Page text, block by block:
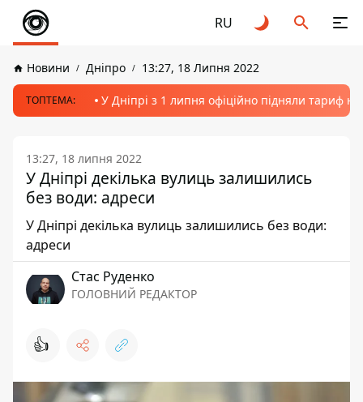
RU
Новини Дніпро 13:27, 18 Липня 2022
ТОПТЕМА: У Дніпрі з 1 липня офіційно підняли тариф
13:27, 18 липня 2022
У Дніпрі декілька вулиць залишились
без води: адреси
У Дніпрі декілька вулиць залишились без води:
адреси
Стас Руденко
ГОЛОВНИЙ РЕДАКТОР
👍